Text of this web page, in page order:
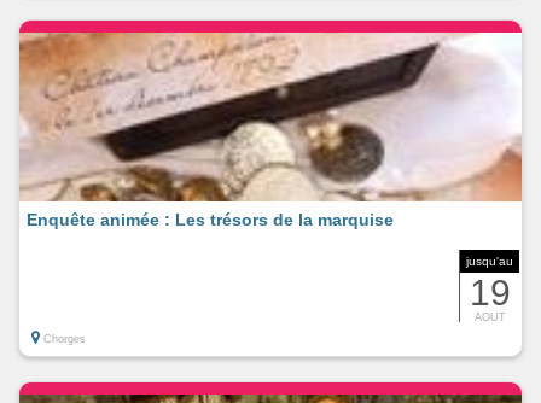
jusqu'au
19
AOUT
Enquête animée : Les trésors de la marquise
Chorges